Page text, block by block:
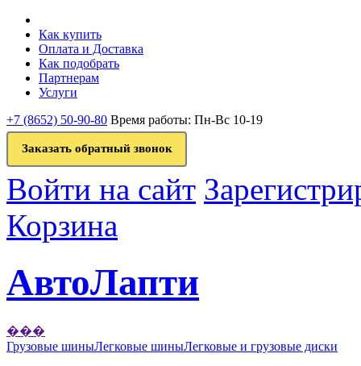
Как купить
Оплата и Доставка
Как подобрать
Партнерам
Услуги
+7 (8652) 50-90-80 Время работы: Пн-Вс 10-19
Заказать обратный звонок
Войти на сайт
Корзина
АвтоЛапти
���
Грузовые шиныЛегковые шиныЛегковые и грузовые диски